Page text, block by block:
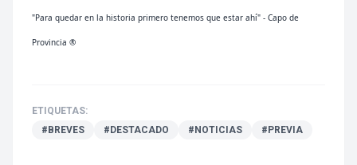
"Para quedar en la historia primero tenemos que estar ahí" - Capo de
Provincia ®
ETIQUETAS:
#BREVES
#DESTACADO #NOTICIAS #PREVIA